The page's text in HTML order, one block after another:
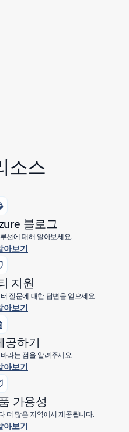
소스
블로그
션에 대해 알아보세요.
아보기
지원
질문에 대한 답변을 얻으세요.
아보기
공하기
라는 점을 알려주세요.
아보기
가용성
더 많은 지역에서 제공됩니다.
아보기